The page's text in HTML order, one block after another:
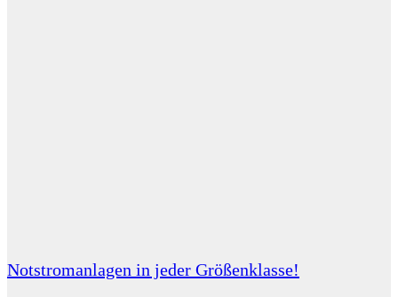
Notstromanlagen in jeder Größenklasse!